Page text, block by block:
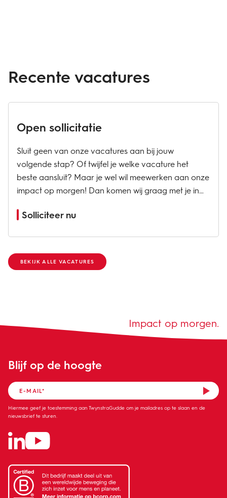
Recente vacatures
Open sollicitatie
Sluit geen van onze vacatures aan bij jouw
volgende stap? Of twijfel je welke vacature het
beste aansluit? Maar je wel wil meewerken aan onze
impact op morgen! Dan komen wij graag met je in
jou kunnen bieden. Laat ons weten waarom jij ons
Solliciteer nu
BEKIJK ALLE VACATURES
Blijf op de hoogte
Hiermee geef je toestemming aan TwynstraGudde om je mailadres op te slaan en de
nieuwsbrief te sturen.
Impact op morgen.